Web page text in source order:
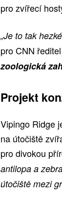
pro zvířecí
„Je to tak
pro CNN
zoologická
Projekt
Vipingo Ridge
na útočiště
pro divokou
antilopa a
útočiště mezi